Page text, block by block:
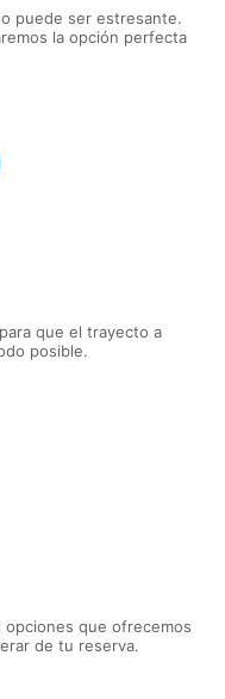
puede ser estresante.
la opción perfecta
que el trayecto a
posible.
opciones que ofrecemos
de tu reserva.